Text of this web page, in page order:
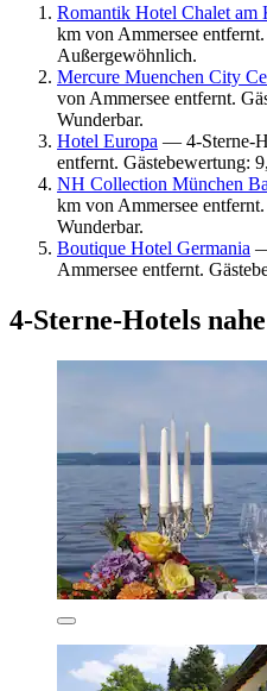
Romantik Hotel Chalet am
km von Ammersee
Außergewöhnlich.
Mercure Muenchen City
von Ammersee entfernt.
Wunderbar.
Hotel Europa — 4-Sterne-
entfernt. Gästebewertung:
NH Collection München
km von Ammersee
Wunderbar.
Boutique Hotel Germania
Ammersee entfernt.
4-Sterne-Hotels